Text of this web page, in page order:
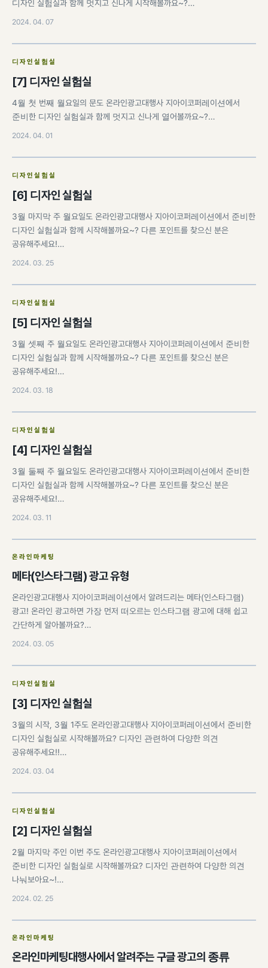
디자인 실험실과 함께 멋지고 신나게 시작해볼까요~?…
2024. 04. 07
디자인실험실
[7] 디자인 실험실
4월 첫 번째 월요일의 문도 온라인광고대행사 지아이코퍼레이션에서
준비한 디자인 실험실과 함께 멋지고 신나게 열어볼까요~?…
2024. 04. 01
디자인실험실
[6] 디자인 실험실
3월 마지막 주 월요일도 온라인광고대행사 지아이코퍼레이션에서 준비한
디자인 실험실과 함께 시작해볼까요~? 다른 포인트를 찾으신 분은
공유해주세요!…
2024. 03. 25
디자인실험실
[5] 디자인 실험실
3월 셋째 주 월요일도 온라인광고대행사 지아이코퍼레이션에서 준비한
디자인 실험실과 함께 시작해볼까요~? 다른 포인트를 찾으신 분은
공유해주세요!…
2024. 03. 18
디자인실험실
[4] 디자인 실험실
3월 둘째 주 월요일도 온라인광고대행사 지아이코퍼레이션에서 준비한
디자인 실험실과 함께 시작해볼까요~? 다른 포인트를 찾으신 분은
공유해주세요!…
2024. 03. 11
온라인마케팅
메타(인스타그램) 광고 유형
온라인광고대행사 지아이코퍼레이션에서 알려드리는 메타(인스타그램)
광고! 온라인 광고하면 가장 먼저 떠오르는 인스타그램 광고에 대해 쉽고
간단하게 알아볼까요?…
2024. 03. 05
디자인실험실
[3] 디자인 실험실
3월의 시작, 3월 1주도 온라인광고대행사 지아이코퍼레이션에서 준비한
디자인 실험실로 시작해볼까요? 디자인 관련하여 다양한 의견
공유해주세요!!…
2024. 03. 04
디자인실험실
[2] 디자인 실험실
2월 마지막 주인 이번 주도 온라인광고대행사 지아이코퍼레이션에서
준비한 디자인 실험실로 시작해볼까요? 디자인 관련하여 다양한 의견
나눠보아요~!…
2024. 02. 25
온라인마케팅
온라인마케팅대행사에서 알려주는 구글 광고의 종류